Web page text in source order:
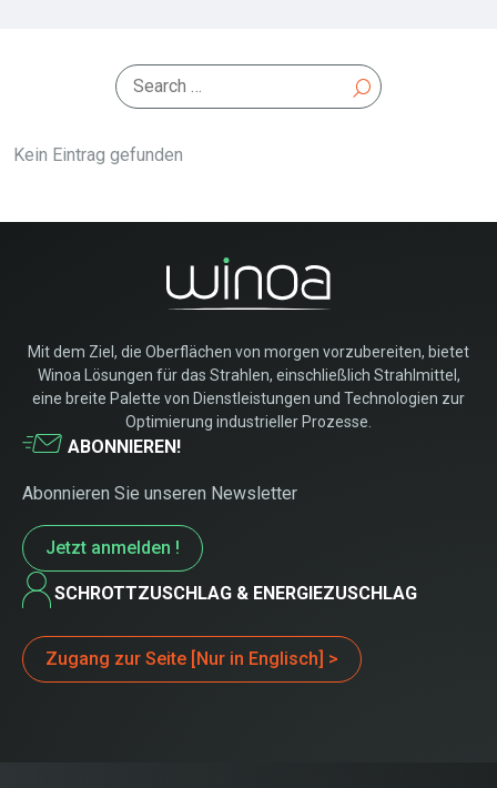
Kein Eintrag gefunden
Mit dem Ziel, die Oberflächen von morgen vorzubereiten, bietet
Winoa Lösungen für das Strahlen, einschließlich Strahlmittel,
eine breite Palette von Dienstleistungen und Technologien zur
Optimierung industrieller Prozesse.
ABONNIEREN!
Abonnieren Sie unseren Newsletter
Jetzt anmelden !
SCHROTTZUSCHLAG & ENERGIEZUSCHLAG
Zugang zur Seite [Nur in Englisch] >